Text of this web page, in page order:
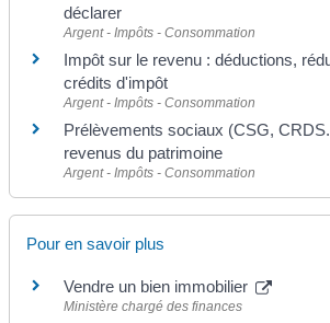
déclarer
Argent - Impôts - Consommation
Impôt sur le revenu : déductions,
crédits d'impôt
Argent - Impôts - Consommation
Prélèvements sociaux (CSG,
revenus du patrimoine
Argent - Impôts - Consommation
Pour en savoir plus
Vendre un bien immobilier
Ministère chargé des finances